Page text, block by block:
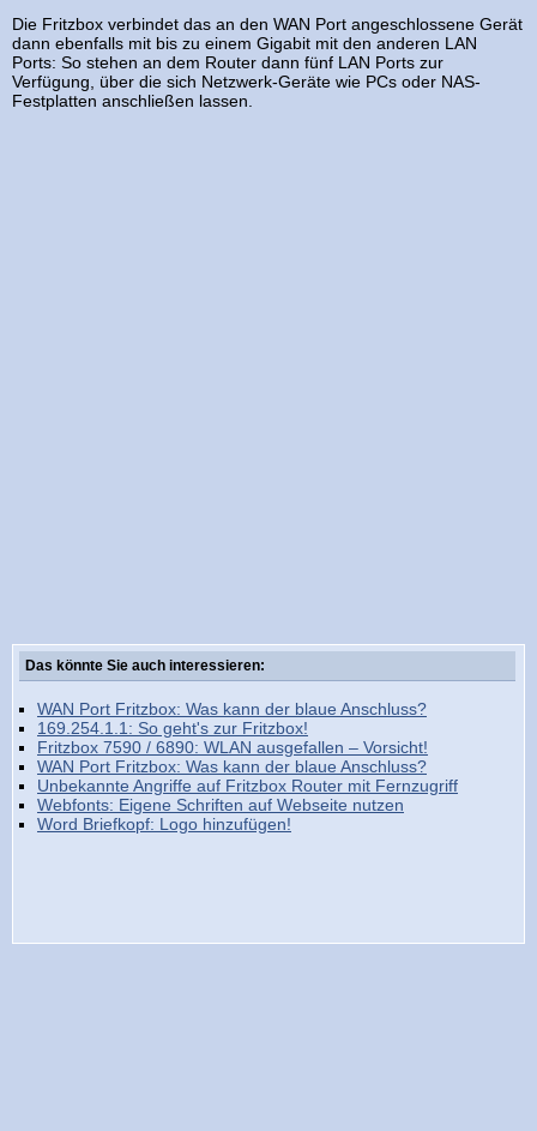
Die Fritzbox verbindet das an den WAN Port angeschlossene Gerät
dann ebenfalls mit bis zu einem Gigabit mit den anderen LAN
Ports: So stehen an dem Router dann fünf LAN Ports zur
Verfügung, über die sich Netzwerk-Geräte wie PCs oder NAS-
Festplatten anschließen lassen.
Das könnte Sie auch interessieren:
WAN Port Fritzbox: Was kann der blaue Anschluss?
169.254.1.1: So geht's zur Fritzbox!
Fritzbox 7590 / 6890: WLAN ausgefallen – Vorsicht!
WAN Port Fritzbox: Was kann der blaue Anschluss?
Unbekannte Angriffe auf Fritzbox Router mit Fernzugriff
Webfonts: Eigene Schriften auf Webseite nutzen
Word Briefkopf: Logo hinzufügen!